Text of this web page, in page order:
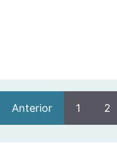
Anterior 1 2